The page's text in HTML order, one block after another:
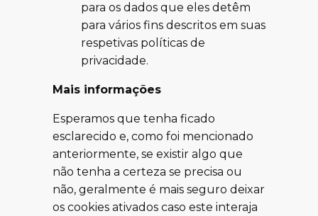
para os dados que eles detêm
para vários fins descritos em suas
respetivas políticas de
privacidade.
Mais informações
Esperamos que tenha ficado
esclarecido e, como foi mencionado
anteriormente, se existir algo que
não tenha a certeza se precisa ou
não, geralmente é mais seguro deixar
os cookies ativados caso este interaja